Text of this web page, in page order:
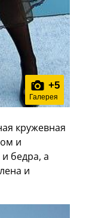
+5
Галерея
кружевная
и
бедра, а
и